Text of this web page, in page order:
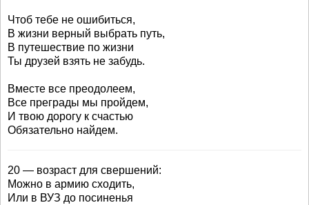
Чтоб тебе не ошибиться,
В жизни верный выбрать путь,
В путешествие по жизни
Ты друзей взять не забудь.
Вместе все преодолеем,
Все преграды мы пройдем,
И твою дорогу к счастью
Обязательно найдем.
20 — возраст для свершений:
Можно в армию сходить,
Или в ВУЗ до посиненья